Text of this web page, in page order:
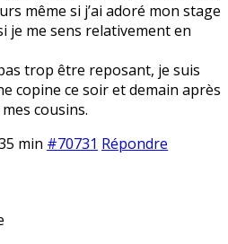
même si j’ai adoré mon stage
je me sens relativement en
trop être reposant, je suis
copine ce soir et demain après
mes cousins.
min #70731 Répondre